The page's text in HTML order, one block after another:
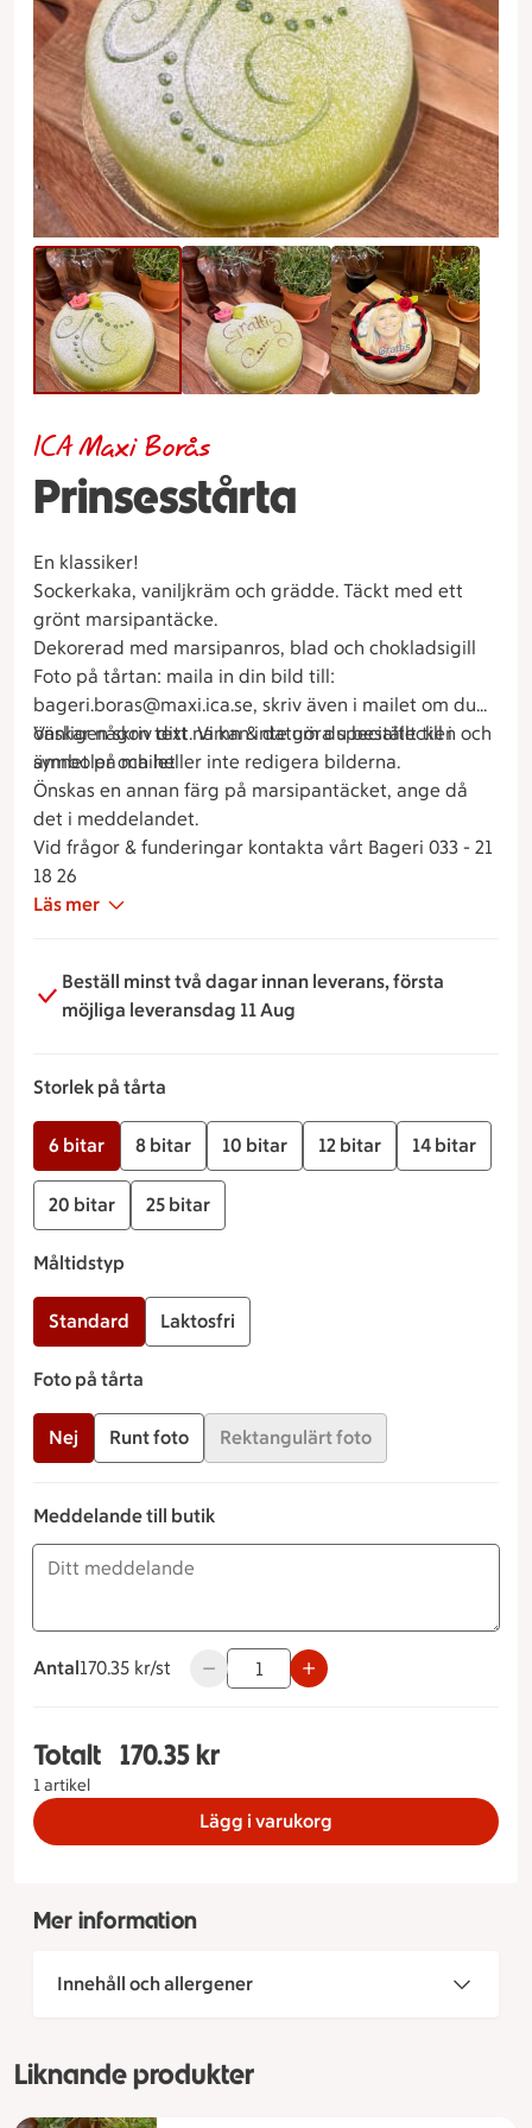
Prinsesstårta
ICA Maxi Borås
En klassiker!
Sockerkaka, vaniljkräm och grädde. Täckt med ett
grönt marsipantäcke.
Dekorerad med marsipanros, blad och chokladsigill
Foto på tårtan: maila in din bild till:
bageri.boras@maxi.ica.se, skriv även i mailet om du
önskar någon text. Vi kan inte göra specialtecken och
symboler och heller inte redigera bilderna.
Vänligen skriv ditt namn & datum du beställt till i
ämnet på mailet
Önskas en annan färg på marsipantäcket, ange då
det i meddelandet.
Vid frågor & funderingar kontakta vårt Bageri 033 - 21
18 26
Läs mer
Beställ minst två dagar innan leverans, första
möjliga leveransdag 11 Aug
Storlek på tårta
6 bitar 8 bitar 10 bitar 12 bitar 14 bitar
20 bitar 25 bitar
Måltidstyp
Standard Laktosfri
Foto på tårta
Nej Runt foto Rektangulärt foto
Meddelande till butik
Antal
170.35 kronor styck
170.35 kr/st Använd knapparna för att minska
Totalt
1 artikel
Totalt 1 stycken Prinsesstårta Storlek på tårta
170.35 kr
Lägg i varukorg
Mer information
Innehåll och allergener
Liknande produkter